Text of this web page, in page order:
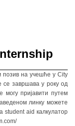
на учешће у City
се завршава у року од
могу пријавити путем
линку можете
student aid калкулатор